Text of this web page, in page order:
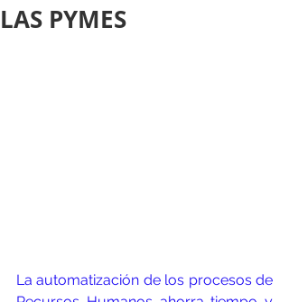
LAS PYMES
La automatización de los procesos de